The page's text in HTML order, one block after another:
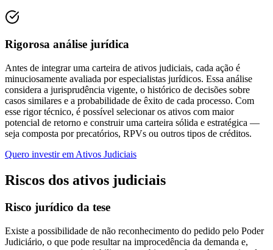
Rigorosa análise jurídica
Antes de integrar uma carteira de ativos judiciais, cada ação é
minuciosamente avaliada por especialistas jurídicos. Essa análise
considera a jurisprudência vigente, o histórico de decisões sobre
casos similares e a probabilidade de êxito de cada processo. Com
esse rigor técnico, é possível selecionar os ativos com maior
potencial de retorno e construir uma carteira sólida e estratégica —
seja composta por precatórios, RPVs ou outros tipos de créditos.
Quero investir em Ativos Judiciais
Riscos dos ativos judiciais
Risco jurídico da tese
Existe a possibilidade de não reconhecimento do pedido pelo Poder
Judiciário, o que pode resultar na improcedência da demanda e,